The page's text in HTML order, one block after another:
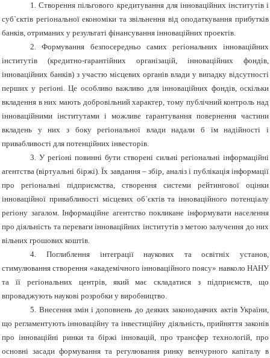
1. Створення пільгового кредитування для інноваційних інститутів і
суб`єктів регіональної економіки та звільнення від оподаткування прибутків
банків, отриманих у результаті фінансування інноваційних проектів.
2. Формування безпосередньо самих регіональних інноваційних
інститутів (кредитно-гарантійних організацій, інноваційних фондів,
інноваційних банків) з участю місцевих органів влади у випадку відсутності
перших у регіоні. Це особливо важливо для інноваційних фондів, оскільки
вкладення в них мають добровільний характер, тому публічний контроль над
інноваційними інститутами і можливе гарантування повернення частини
вкладень у них з боку регіональної влади надали б їм надійності і
привабливості для потенційних інвесторів.
3. У регіоні повинні бути створені сильні регіональні інформаційні
агентства (віртуальні біржі). Їх завдання – збір, аналіз і публікація інформації
про регіональні підприємства, створення системи рейтингової оцінки
інноваційної привабливості місцевих об`єктів та інноваційного потенціалу
регіону загалом. Інформаційне агентство покликане інформувати населення
про діяльність та переваги інноваційних інститутів з метою залучення до них
вільних грошових коштів.
4. Поглиблення інтеграції наукових та освітніх установ,
стимулювання створення «академічного інноваційного поясу» навколо НАНУ
та її регіональних центрів, який має складатися з підприємств, що
впроваджують наукові розробки у виробництво.
5. Внесення змін і доповнень до деяких законодавчих актів України,
що регламентують інноваційну та інвестиційну діяльність, прийняття законів
про інноваційні ринки та біржі інновацій, про трансфер технологій, про
основні засади формування та регулювання ринку венчурного капіталу в